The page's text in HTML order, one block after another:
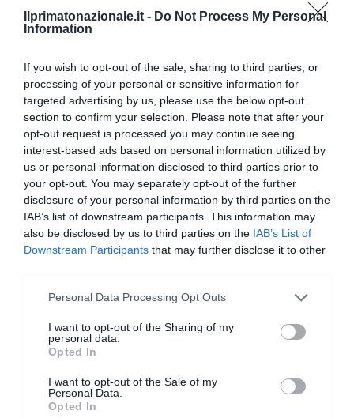
Ilprimatonazionale.it - Do Not Process My Personal
Information
If you wish to opt-out of the sale, sharing to third parties, or
processing of your personal or sensitive information for
targeted advertising by us, please use the below opt-out
section to confirm your selection. Please note that after your
opt-out request is processed you may continue seeing
interest-based ads based on personal information utilized by
us or personal information disclosed to third parties prior to
your opt-out. You may separately opt-out of the further
disclosure of your personal information by third parties on the
IAB’s list of downstream participants. This information may
also be disclosed by us to third parties on the IAB’s List of
Downstream Participants that may further disclose it to other
Please note that this website/app uses one or more Google
not limited to your visit or usage behaviour. You may click to
grant or deny consent to Google and its third-party tags to
use your data for below specified purposes in below Google
consent section.
Personal Data Processing Opt Outs
I want to opt-out of the Sharing of my
personal data.
Opted In
I want to opt-out of the Sale of my
Personal Data.
Opted In
Berlino 2006, una notte da campioni del mondo
18 Luglio 2026
Inghilterra-Argentina, molto più di una partita